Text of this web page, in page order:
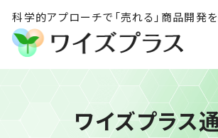
科学的アプローチで「売れる」商品開発
ワイズプラス｜鹿
品開発・HACCP衛
ワイズプラス